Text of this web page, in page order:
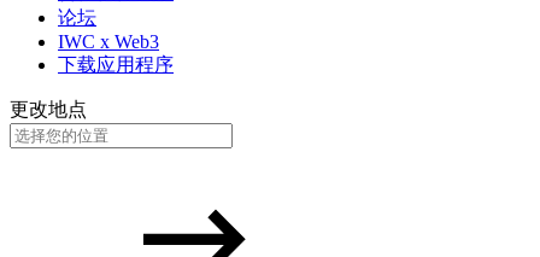
论坛
IWC x Web3
下载应用程序
更改地点